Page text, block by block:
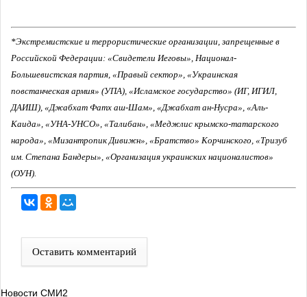
*Экстремистские и террористические организации, запрещенные в
Российской Федерации: «Свидетели Иеговы», Национал-
Большевистская партия, «Правый сектор», «Украинская
повстанческая армия» (УПА), «Исламское государство» (ИГ, ИГИЛ,
ДАИШ), «Джабхат Фатх аш-Шам», «Джабхат ан-Нусра», «Аль-
Каида», «УНА-УНСО», «Талибан», «Меджлис крымско-татарского
народа», «Мизантропик Дивижн», «Братство» Корчинского, «Тризуб
им. Степана Бандеры», «Организация украинских националистов»
(ОУН).
Оставить комментарий
Новости СМИ2